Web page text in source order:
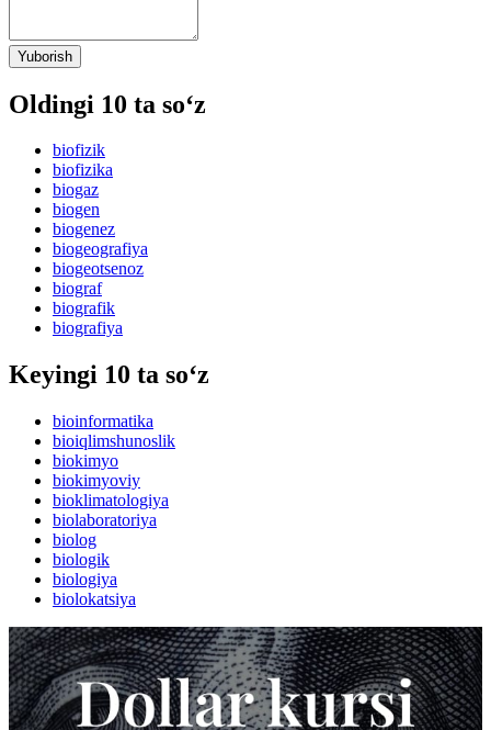
Yuborish
Oldingi 10 ta so‘z
biofizik
biofizika
biogaz
biogen
biogenez
biogeografiya
biogeotsenoz
biograf
biografik
biografiya
Keyingi 10 ta so‘z
bioinformatika
bioiqlimshunoslik
biokimyo
biokimyoviy
bioklimatologiya
biolaboratoriya
biolog
biologik
biologiya
biolokatsiya